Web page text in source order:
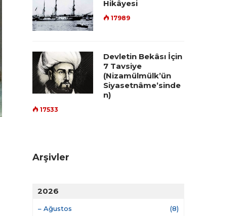
Hikâyesi
17989
Devletin Bekâsı İçin
7 Tavsiye
(Nizamülmülk’ün
Siyasetnâme’sinde
n)
17533
Arşivler
2026
– Ağustos (8)